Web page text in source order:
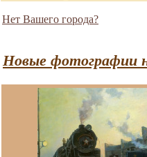
Нет Вашего города?
Новые фотографии